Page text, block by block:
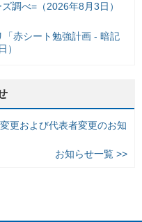
調べ=（2026年8月3日）
赤シート勉強計画 - 暗記
）
更および代表者変更のお知
お知らせ一覧 >>